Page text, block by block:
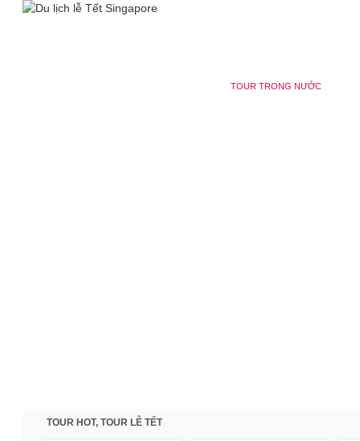
TOUR TRONG NƯỚC
TOUR HOT, TOUR LỄ TẾT